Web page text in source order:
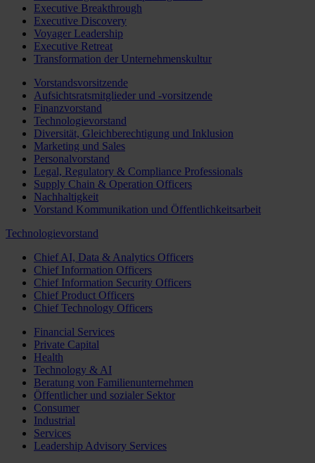
Executive Breakthrough
Executive Discovery
Voyager Leadership
Executive Retreat
Transformation der Unternehmenskultur
Vorstandsvorsitzende
Aufsichtsratsmitglieder und -vorsitzende
Finanzvorstand
Technologievorstand
Diversität, Gleichberechtigung und Inklusion
Marketing und Sales
Personalvorstand
Legal, Regulatory & Compliance Professionals
Supply Chain & Operation Officers
Nachhaltigkeit
Vorstand Kommunikation und Öffentlichkeitsarbeit
Technologievorstand
Chief AI, Data & Analytics Officers
Chief Information Officers
Chief Information Security Officers
Chief Product Officers
Chief Technology Officers
Financial Services
Private Capital
Health
Technology & AI
Beratung von Familienunternehmen
Öffentlicher und sozialer Sektor
Consumer
Industrial
Services
Leadership Advisory Services